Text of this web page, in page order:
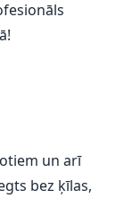
un arī
bez ķīlas,